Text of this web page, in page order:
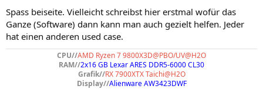
Spass beiseite. Vielleicht schreibst hier erstmal wofür das
Ganze (Software) dann kann man auch gezielt helfen. Jeder
hat einen anderen used case.
CPU//AMD Ryzen 7 9800X3D@PBO/UV@H2O
RAM//2x16 GB Lexar ARES DDR5-6000 CL30
Grafik//RX 7900XTX Taichi@H2O
Display//Alienware AW3423DWF